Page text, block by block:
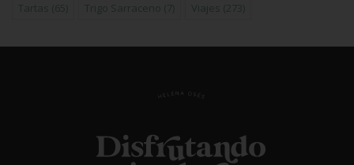
Tartas (65) Trigo Sarraceno (7) Viajes (273)